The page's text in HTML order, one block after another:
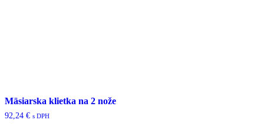
Mäsiarska klietka na 2 nože
92,24 € s DPH